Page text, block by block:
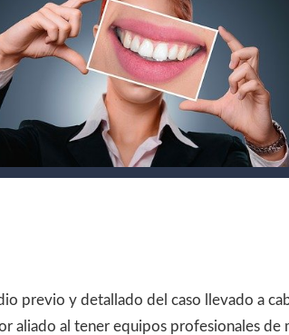
previo y detallado del caso llevado a
aliado al tener equipos profesionales de